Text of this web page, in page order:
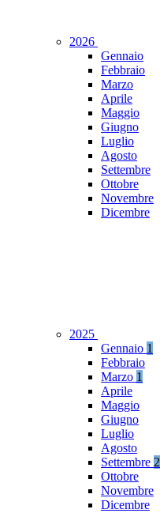
2026
Gennaio
Febbraio
Marzo
Aprile
Maggio
Giugno
Luglio
Agosto
Settembre
Ottobre
Novembre
Dicembre
2025
Gennaio 1
Febbraio
Marzo 1
Aprile
Maggio
Giugno
Luglio
Agosto
Settembre 2
Ottobre
Novembre
Dicembre